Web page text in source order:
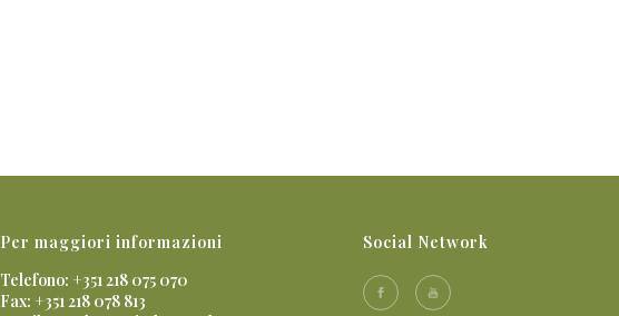
Per maggiori informazioni
Telefono: +351 218 075 070
Fax: +351 218 078 813
Social Network